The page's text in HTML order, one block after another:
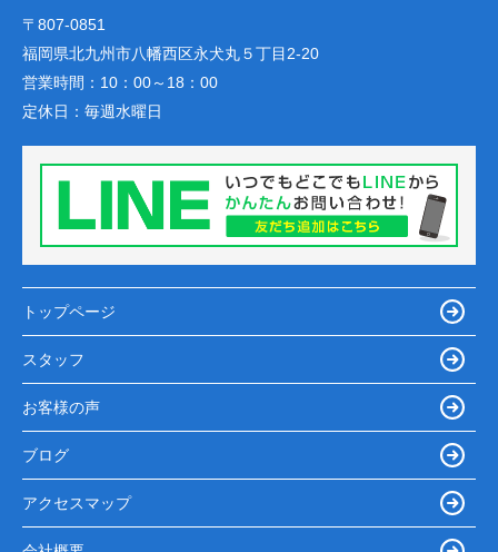
〒807-0851
福岡県北九州市八幡西区永犬丸５丁目2-20
営業時間： 10：00～18：00
定休日： 毎週水曜日
トップページ
スタッフ
お客様の声
ブログ
アクセスマップ